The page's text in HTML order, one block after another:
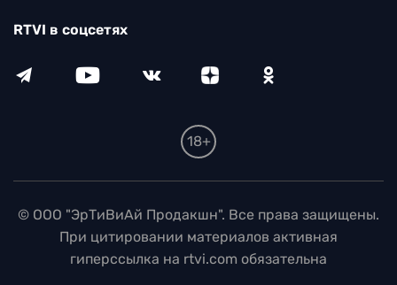
RTVI в соцсетях
18+
© ООО "ЭрТиВиАй Продакшн". Все права защищены.
При цитировании материалов активная
гиперссылка на rtvi.com обязательна